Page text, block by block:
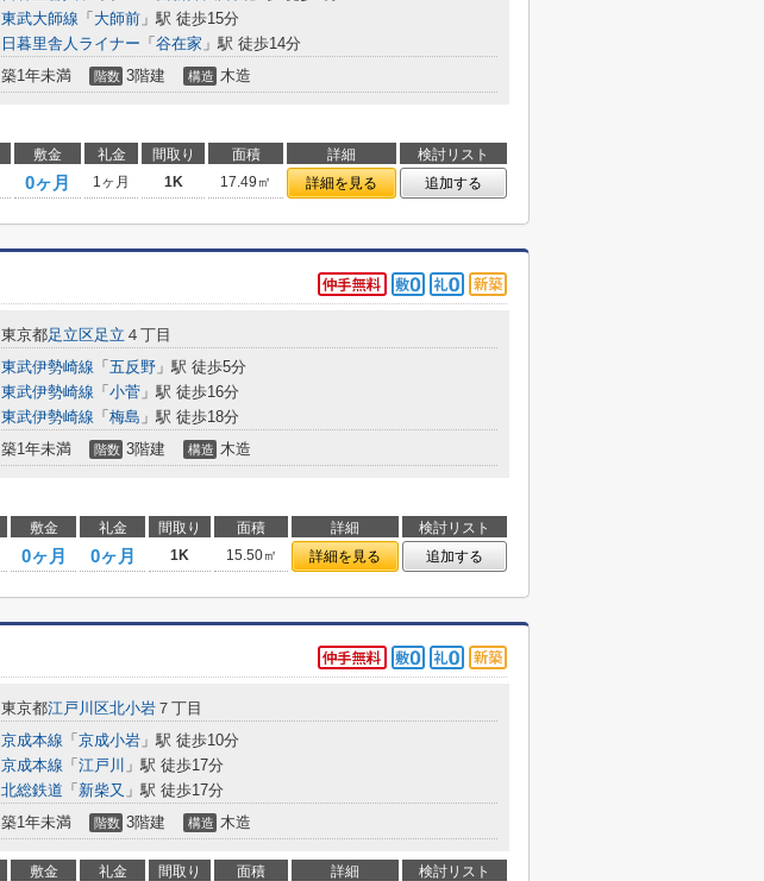
東武大師線 「 大師前 」駅 徒歩15分
日暮里舎人ライナー 「 谷在家 」駅 徒歩14分
築1年未満 階数 3階建 構造 木造
敷金 礼金 間取り 面積 詳細
検討リスト
0ヶ月 1ヶ月 1K 17.49㎡ 詳細を見る 追加する
東京都足立区足立 ４丁目
東武伊勢崎線 「 五反野 」駅 徒歩5分
東武伊勢崎線 「 小菅 」駅 徒歩16分
東武伊勢崎線 「 梅島 」駅 徒歩18分
築1年未満 階数 3階建 構造 木造
敷金 礼金 間取り 面積 詳細
検討リスト
0ヶ月 0ヶ月 1K 15.50㎡ 詳細を見る 追加する
東京都江戸川区北小岩 ７丁目
京成本線 「 京成小岩 」駅 徒歩10分
京成本線 「 江戸川 」駅 徒歩17分
北総鉄道 「 新柴又 」駅 徒歩17分
築1年未満 階数 3階建 構造 木造
敷金 礼金 間取り 面積 詳細
検討リスト